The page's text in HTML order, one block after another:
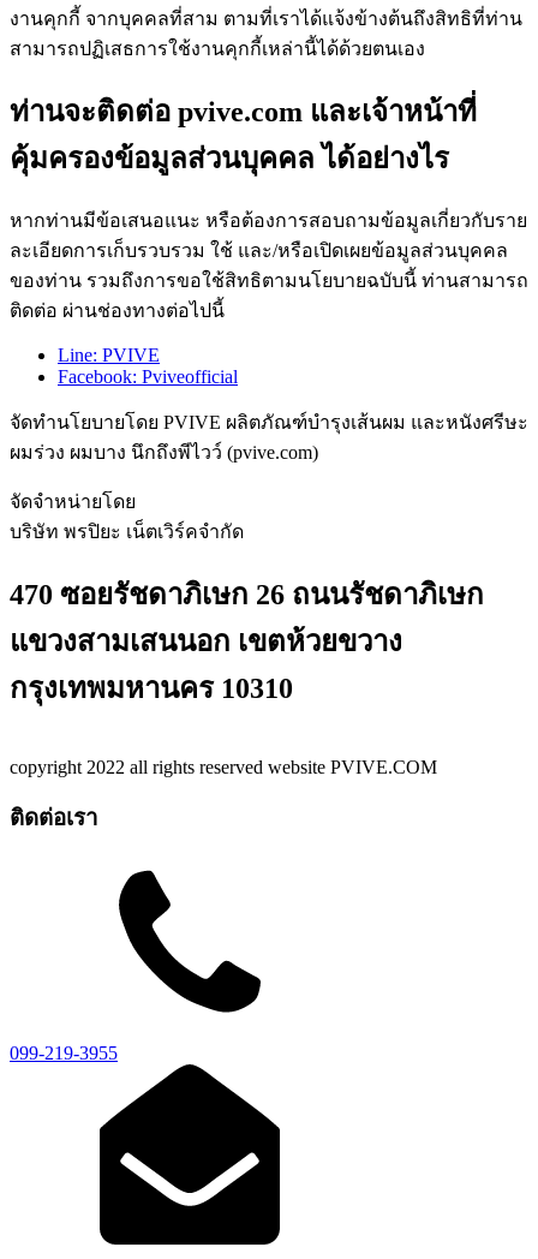
งานคุกกี้ จากบุคคลที่สาม ตามที่เราได้แจ้งข้างต้นถึงสิทธิที่ท่าน
สามารถปฏิเสธการใช้งานคุกกี้เหล่านี้ได้ด้วยตนเอง
ท่านจะติดต่อ pvive.com และเจ้าหน้าที่
คุ้มครองข้อมูลส่วนบุคคล ได้อย่างไร
หากท่านมีข้อเสนอแนะ หรือต้องการสอบถามข้อมูลเกี่ยวกับราย
ละเอียดการเก็บรวบรวม ใช้ และ/หรือเปิดเผยข้อมูลส่วนบุคคล
ของท่าน รวมถึงการขอใช้สิทธิตามนโยบายฉบับนี้ ท่านสามารถ
ติดต่อ ผ่านช่องทางต่อไปนี้
Line: PVIVE
Facebook: Pviveofficial
จัดทำนโยบายโดย PVIVE ผลิตภัณฑ์บำรุงเส้นผม และหนังศรีษะ
ผมร่วง ผมบาง นึกถึงพีไวว์ (pvive.com)
จัดจำหน่ายโดย
บริษัท พรปิยะ เน็ตเวิร์คจำกัด
470 ซอยรัชดาภิเษก 26 ถนนรัชดาภิเษก
แขวงสามเสนนอก เขตห้วยขวาง
กรุงเทพมหานคร 10310
copyright 2022 all rights reserved website PVIVE.COM
ติดต่อเรา
099-219-3955